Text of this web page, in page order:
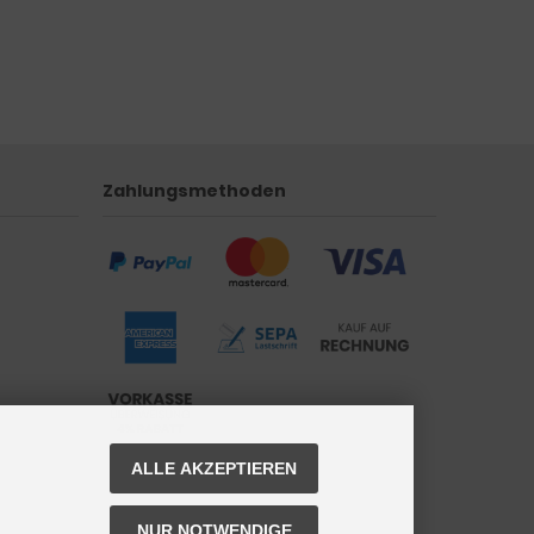
Zahlungsmethoden
ALLE AKZEPTIEREN